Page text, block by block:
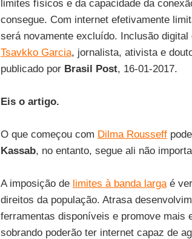
limites físicos e da capacidade da
consegue. Com internet efetivamente
será novamente excluído. Inclusão digital
Tsavkko Garcia, jornalista, ativista e
publicado por Brasil Post, 16-01-2017.
Eis o artigo.
O que começou com Dilma Rousseff
Kassab, no entanto, segue ali não
A imposição de limites à banda largaé
direitos da população. Atrasa
ferramentas disponíveis e promove mais
sobrando poderão ter internet capaz de